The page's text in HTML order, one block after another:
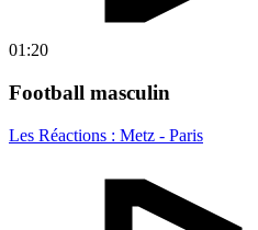
01:20
Football masculin
Les Réactions : Metz - Paris